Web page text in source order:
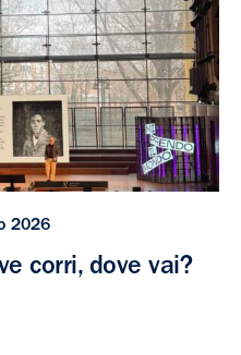
2026
corri, dove vai?